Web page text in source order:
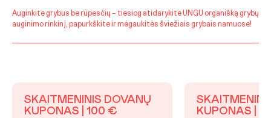
Auginkite grybus be rūpesčių – tiesiog atidarykite UNGU organišką grybų
auginimo rinkinį, papurkškite ir mėgaukitės šviežiais grybais namuose!
SKAITMENINIS DOVANŲ
KUPONAS | 100 €
KUPONAS |